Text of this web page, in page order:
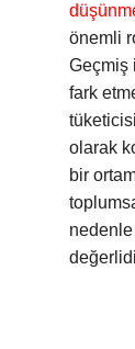
önemli
Geçmiş
fark
olarak
bir